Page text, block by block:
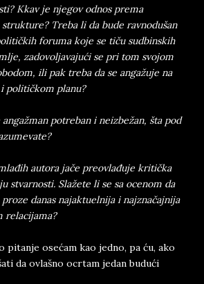
Kkav je njegov odnos prema
Treba li da bude ravnodušan
foruma koje se tiču sudbinskih
zadovoljavajući se pri tom svojom
ili pak treba da se angažuje na
političkom planu?
potreban i neizbežan, šta pod
autora jače preovlađuje kritička
stvarnosti. Slažete li se sa ocenom da
danas najaktuelnija i najznačajnija
relacijama?
pitanje osećam kao jedno, pa ću, ako
da ovlašno ocrtam jedan budući